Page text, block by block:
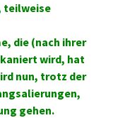
teilweise
die (nach ihrer
wird, hat
nun, trotz der
gehen.